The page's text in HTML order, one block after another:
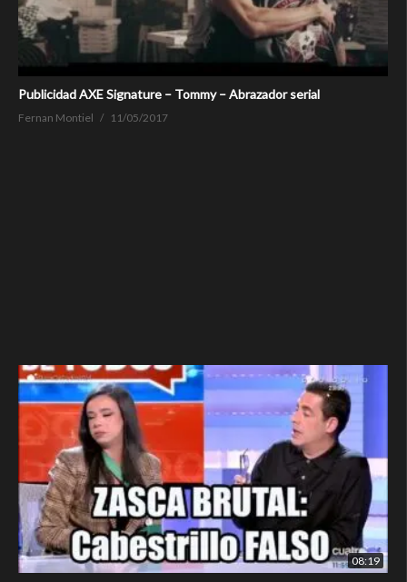
Publicidad AXE Signature – Tommy – Abrazador serial
Fernan Montiel 11/05/2017
08:19